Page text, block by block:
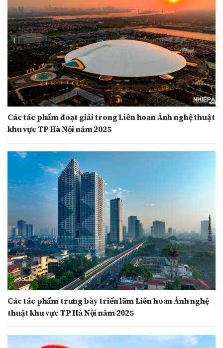
Các tác phẩm đoạt giải trong Liên hoan Ảnh nghệ thuật
khu vực TP Hà Nội năm 2025
Các tác phẩm trưng bày triển lãm Liên hoan Ảnh nghệ
thuật khu vực TP Hà Nội năm 2025